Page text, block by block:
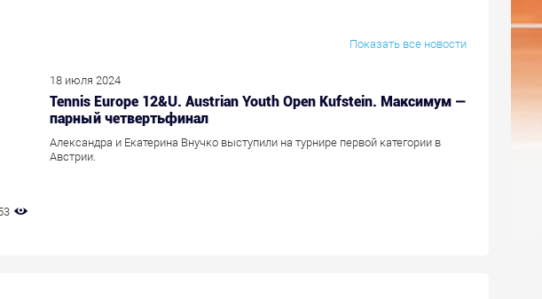
Показать все новости
18 июля 2024
Tennis Europe 12&U. Austrian Youth Open Kufstein. Максимум —
парный четвертьфинал
Александра и Екатерина Внучко выступили на турнире первой категории в
Австрии.